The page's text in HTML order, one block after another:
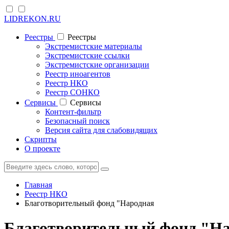
LIDREKON.RU
Реестры
Реестры
Экстремистские материалы
Экстремистские ссылки
Экстремистские организации
Реестр иноагентов
Реестр НКО
Реестр СОНКО
Cервисы
Cервисы
Контент-фильтр
Безопасный поиск
Версия сайта для слабовидящих
Скрипты
О проекте
Главная
Реестр НКО
Благотворительный фонд "Народная